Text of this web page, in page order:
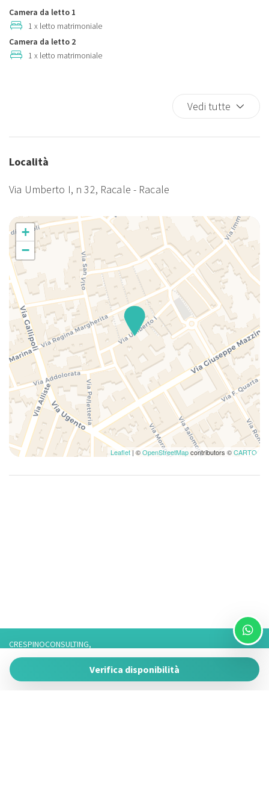
Per i check out anticipati al mattino, su richiesta del cliente e previa
accettazione, è richiesto un costo extra di euro 30,00
Mini frigorifero
Piatti e ciotole
Pocket Wifi
Rilevatore di fumo
Camera da letto 1
1 x letto matrimoniale
Camera da letto 2
1 x letto matrimoniale
Vedi tutte
Località
Via Umberto I, n 32, Racale - Racale
+
−
Leaflet | ©OpenStreetMapcontributors ©CARTO
Verifica disponibilità
CRESPINOCONSULTING,
Via Franco 3,
73057 Taviano
P.IVA 05266050755